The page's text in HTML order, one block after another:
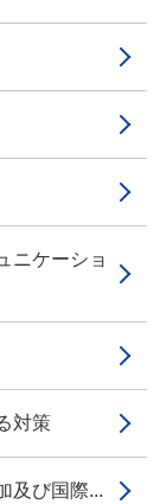
ニケーショ
対策
及び国際...